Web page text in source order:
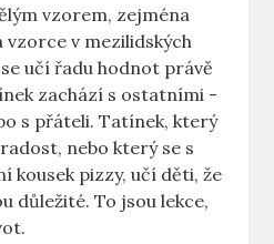
vzorem, ⁢zejména⁤
⁢vzorce v mezilidských
učí‌ řadu hodnot právě
zachází ⁤s ⁣ostatními -​
⁤s ‌přáteli.‍ Tatínek, který⁣
nebo ‍který se s
kousek pizzy, ‍učí ⁣děti, že
‍důležité.⁢ To jsou lekce,‌